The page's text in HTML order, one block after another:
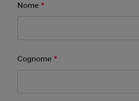
Nome *Mandatory Field
Cognome *Mandatory Field